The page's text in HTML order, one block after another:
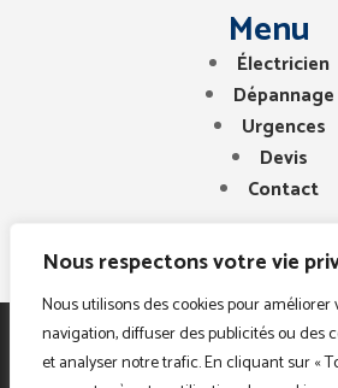
Nous respectons votre vie
Nous utilisons des cookies pour
navigation, diffuser des publicités ou des
et analyser notre trafic. En cliquant sur «
Menu
Électricien
Dépannage
Urgences
Devis
Contact
Copyright © 2025. Tous droits
Paris Region